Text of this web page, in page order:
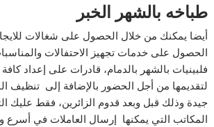
طباخه بالشهر الخبر
أيضا يمكنك من خلال الحصول على شغالات
الحصول على خدمات تجهيز الاحتفالات
فلبينيات بالشهر بالدمام، قادرات على إعداد كافة
لتقديمها من أجل الحضور بالإضافة إلى تنظيف
جيدة وذلك قبل وبعد قدوم الزائرين، فقط عليك
المكاتب التي يمكنها إرسال العاملات في أسرع